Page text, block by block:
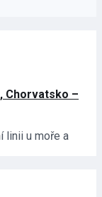
Chorvatsko –
linii u moře a